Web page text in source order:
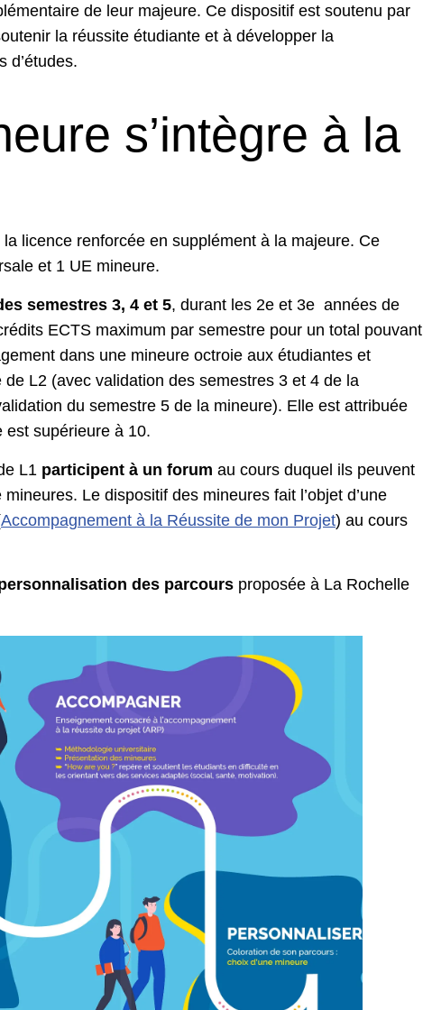
de leur majeure. Ce dispositif est soutenu par
la réussite étudiante et à développer la
d’études.
s’intègre à la
licence renforcée en supplément à la majeure. Ce
et 1 UE mineure.
semestres 3, 4 et 5, durant les 2e et 3e années de
ECTS maximum par semestre pour un total pouvant
dans une mineure octroie aux étudiantes et
L2 (avec validation des semestres 3 et 4 de la
du semestre 5 de la mineure). Elle est attribuée
est supérieure à 10.
L1 participent à un forum au cours duquel ils peuvent
Le dispositif des mineures fait l’objet d’une
Accompagnement à la Réussite de mon Projet) au cours
des parcours proposée à La Rochelle